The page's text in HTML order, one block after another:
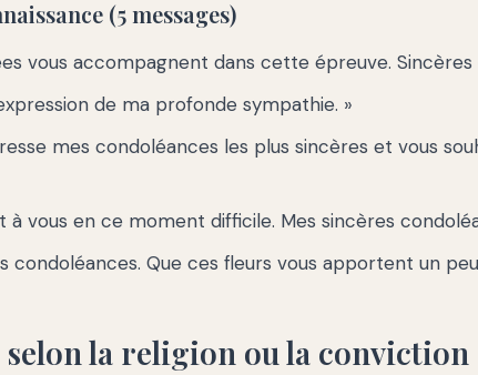
(5 messages)
vous accompagnent dans cette épreuve. Sincères
de ma profonde sympathie. »
mes condoléances les plus sincères et vous
à vous en ce moment difficile. Mes sincères
condoléances. Que ces fleurs vous apportent un
selon la religion ou la conviction